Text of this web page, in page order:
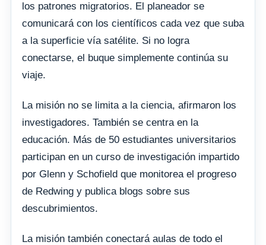
los patrones migratorios. El planeador se
comunicará con los científicos cada vez que suba
a la superficie vía satélite. Si no logra
conectarse, el buque simplemente continúa su
viaje.
La misión no se limita a la ciencia, afirmaron los
investigadores. También se centra en la
educación. Más de 50 estudiantes universitarios
participan en un curso de investigación impartido
por Glenn y Schofield que monitorea el progreso
de Redwing y publica blogs sobre sus
descubrimientos.
La misión también conectará aulas de todo el